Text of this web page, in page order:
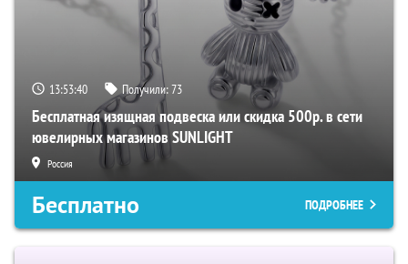
13:53:38 Получили:73
Бесплатная изящная подвеска или скидка 500р. в сети
ювелирных магазинов SUNLIGHT
Россия
Бесплатно ПОДРОБНЕЕ